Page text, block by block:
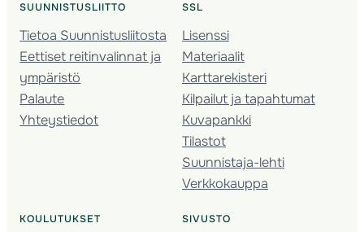
SUUNNISTUSLIITTO
Tietoa Suunnistusliitosta
Eettiset reitinvalinnat ja
ympäristö
Palaute
Yhteystiedot
SSL
Lisenssi
Materiaalit
Karttarekisteri
Kilpailut ja tapahtumat
Kuvapankki
Tilastot
Suunnistaja-lehti
Verkkokauppa
KOULUTUKSET SIVUSTO